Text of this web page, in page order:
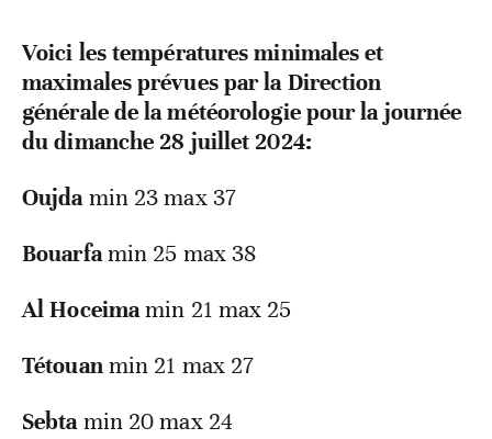
Voici les températures minimales et
maximales prévues par la Direction
générale de la météorologie pour la journée
du dimanche 28 juillet 2024:
Oujdamin 23 max 37
Bouarfamin 25 max 38
Al Hoceimamin 21 max 25
Tétouanmin 21 max 27
Sebtamin 20 max 24